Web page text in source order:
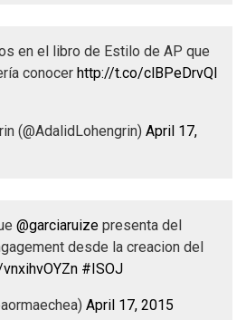
en el libro de Estilo de AP que
conocer http://t.co/clBPeDrvQI
(@AdalidLohengrin) April 17,
@garciaruize presenta del
desde la creacion del
#ISOJ
April 17, 2015